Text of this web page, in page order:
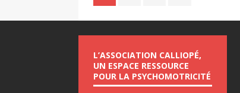
L’ASSOCIATION CALLIOPÉ,
UN ESPACE RESSOURCE
POUR LA PSYCHOMOTRICITÉ